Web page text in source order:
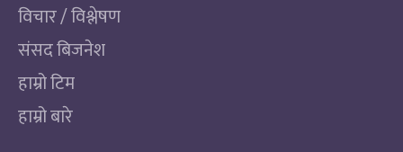
विचार / विश्लेषण
संसद बिजनेश
हाम्रो टिम
हाम्रो बारे